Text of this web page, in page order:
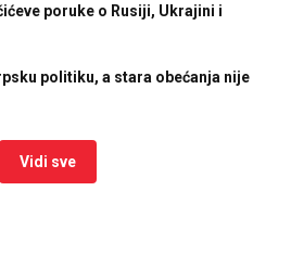
poruke o Rusiji, Ukrajini i
politiku, a stara obećanja nije
Vidi sve